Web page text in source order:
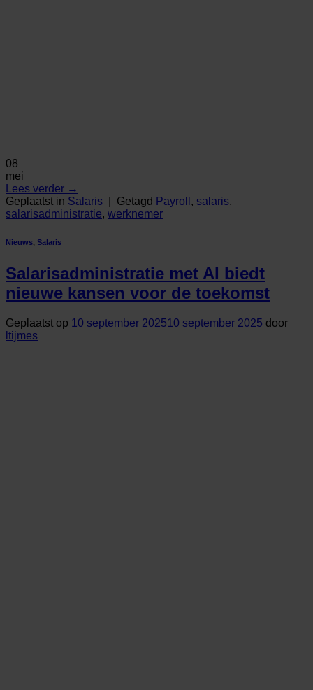
08
mei
Lees verder →
Geplaatst in Salaris Getagd Payroll , salaris,
salarisadministratie, werknemer
Nieuws, Salaris
Salarisadministratie met AI biedt
nieuwe kansen voor de toekomst
Geplaatst op 10 september 202510 september 2025 door
ltijmes